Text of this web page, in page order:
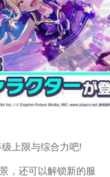
上限与综合力吧!
，还可以解锁新的服